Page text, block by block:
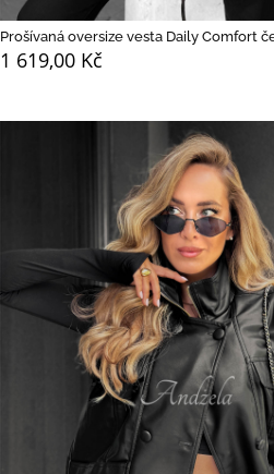
Prošívaná oversize vesta Daily Comfort
1 619,00 Kč